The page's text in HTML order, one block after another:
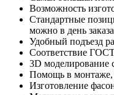
Возможность
Стандартные
можно в день
Удобный подъезд
Соответствие
3D моделирование
Помощь в монтаже,
Изготовление